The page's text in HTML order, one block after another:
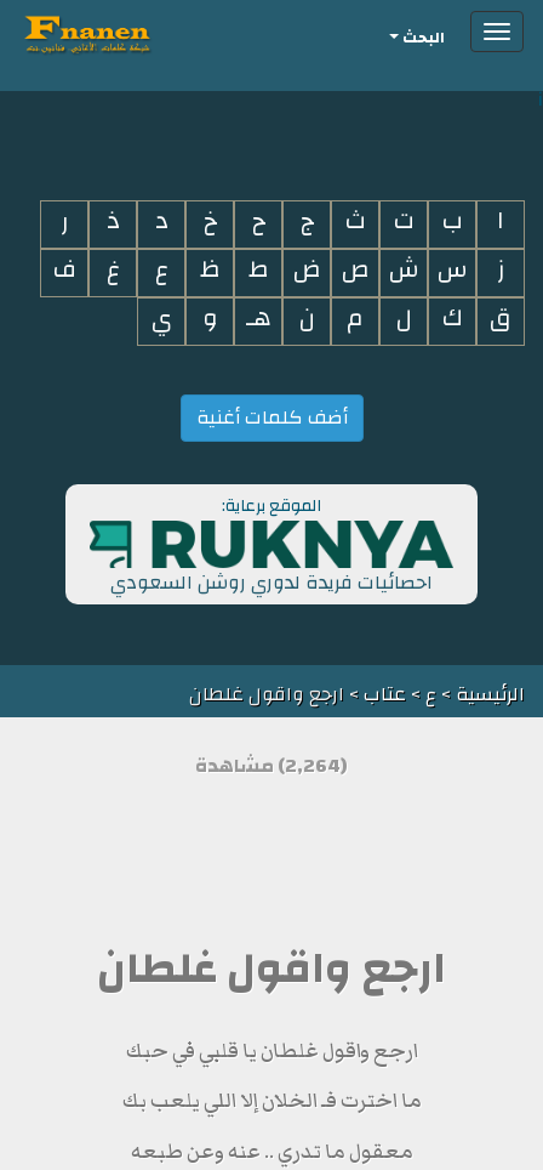
i
Toggleالبحث
ا ب ت ث ج ح خ د ذ
ر
ز
س ش ص ض ط ظ ع غ
ف
ق
ك ل م ن هـ و ي
أضف كلمات أغنية
الموقع برعاية:
احصائيات فريدة لدوري روشن السعودي
الرئيسية>ع>عتاب> ارجع واقول غلطان
(2,264) مشاهدة
ارجع واقول غلطان
ارجع واقول غلطان يا قلبي في حبك
ما اخترت فـ الخلان إلا اللي يلعب بك
معقول ما تدري .. عنه وعن طبعه